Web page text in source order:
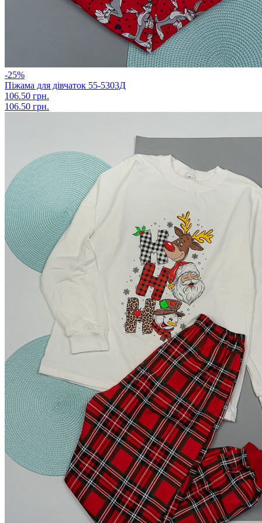
-25%
Піжама для дівчаток 55-5303Д
106.50 грн.
106.50 грн.